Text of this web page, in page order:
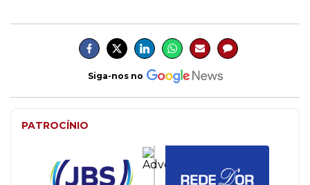
Siga-nos no
PATROCÍNIO